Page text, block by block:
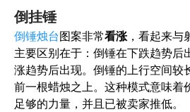
倒挂锤
倒锤烛台图案非常看涨 ，看起来与
主要区别在于：倒锤在下跌趋势后
涨趋势后出现。倒锤的上行空间较
前一根蜡烛之上。这种模式意味着
足够的力量，并且已被卖家推低。